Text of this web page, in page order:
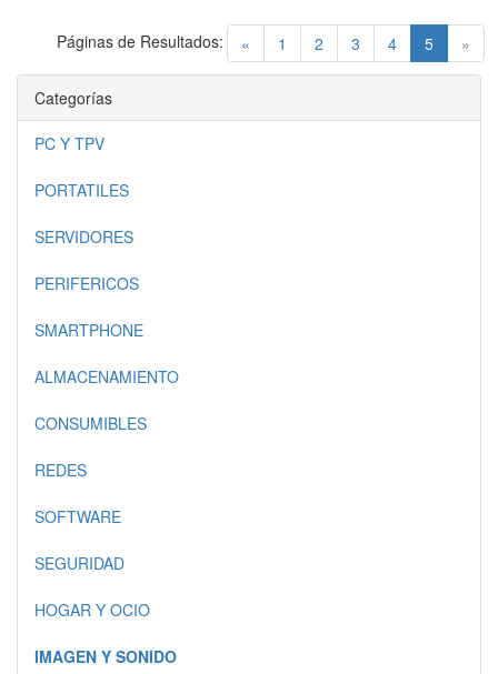
« 1 2 3 4 5(current)
»
Páginas de Resultados:
Categorías
PC Y TPV
PORTATILES
SERVIDORES
PERIFERICOS
SMARTPHONE
ALMACENAMIENTO
CONSUMIBLES
REDES
SOFTWARE
SEGURIDAD
HOGAR Y OCIO
IMAGEN Y SONIDO